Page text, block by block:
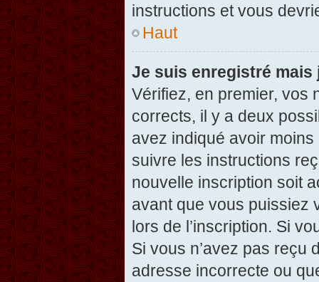
instructions et vous
Haut
Je suis enregistré mais
Vérifiez, en premier, vos
corrects, il y a deux
avez indiqué avoir
suivre les instructions
nouvelle inscription soit
avant que vous puissiez
lors de l’inscription. Si
Si vous n’avez pas reçu
adresse incorrecte ou